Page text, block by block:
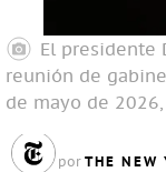
El presidente
reunión de
de mayo de
por THE NEW